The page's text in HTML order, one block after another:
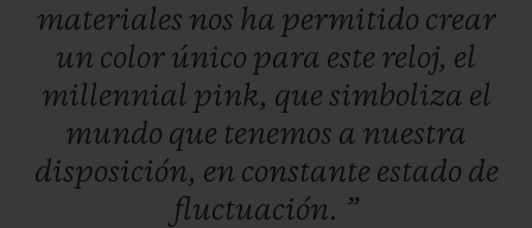
materiales nos ha permitido crear
un color único para este reloj, el
millennial pink, que simboliza el
mundo que tenemos a nuestra
disposición, en constante estado de
fluctuación. ”